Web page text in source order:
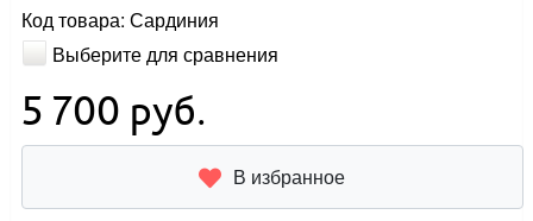
Код товара: Сардиния
Выберите для сравнения
5 700 руб.
В избранное